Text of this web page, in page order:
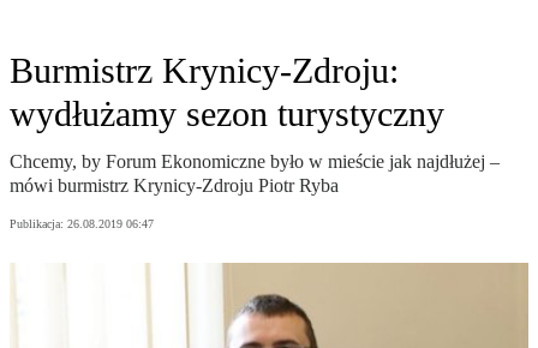
Burmistrz Krynicy-Zdroju:
wydłużamy sezon turystyczny
Chcemy, by Forum Ekonomiczne było w mieście jak najdłużej –
mówi burmistrz Krynicy-Zdroju Piotr Ryba
Publikacja: 26.08.2019 06:47